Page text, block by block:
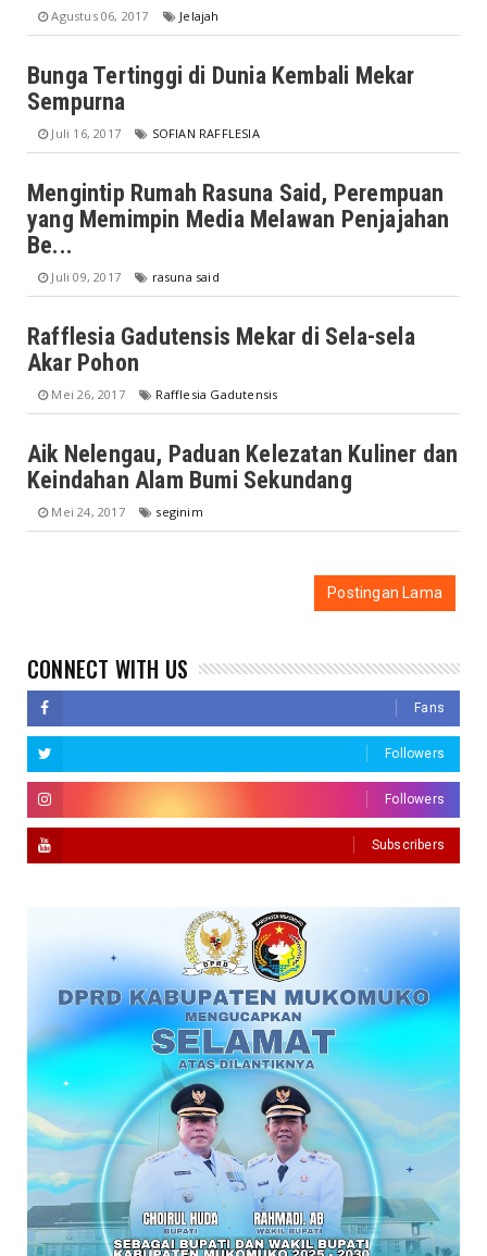
Agustus 06, 2017 Jelajah
Bunga Tertinggi di Dunia Kembali Mekar
Sempurna
Juli 16, 2017 SOFIAN RAFFLESIA
Mengintip Rumah Rasuna Said, Perempuan
yang Memimpin Media Melawan Penjajahan
Be...
Juli 09, 2017 rasuna said
Rafflesia Gadutensis Mekar di Sela-sela
Akar Pohon
Mei 26, 2017 Rafflesia Gadutensis
Aik Nelengau, Paduan Kelezatan Kuliner dan
Keindahan Alam Bumi Sekundang
Mei 24, 2017 seginim
Postingan Lama
CONNECT WITH US
Fans
Followers
Followers
Subscribers